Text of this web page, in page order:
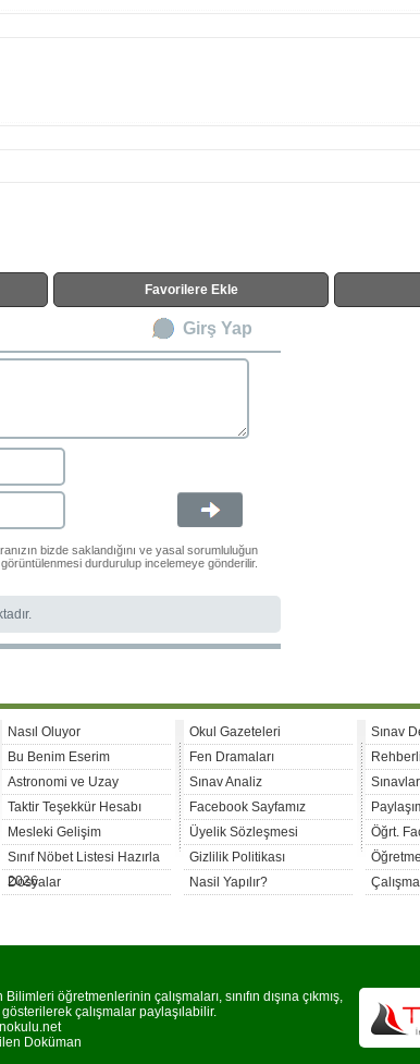
Favorilere Ekle
Girş Yap
bizde saklandığını ve yasal sorumluluğun
durdurulup incelemeye gönderilir.
Nasıl Oluyor
Bu Benim Eserim
Astronomi ve Uzay
Taktir Teşekkür Hesabı
Mesleki Gelişim
Sınıf Nöbet Listesi Hazırla
2026
Dosyalar
Okul Gazeteleri
Fen Dramaları
Sınav Analiz
Facebook Sayfamız
Üyelik Sözleşmesi
Gizlilik Politikası
Nasil Yapılır?
Sınav
Öğrt.
öğretmenlerinin çalışmaları, sınıfın dışına çıkmış,
çalışmalar paylaşılabilir.
Doküman